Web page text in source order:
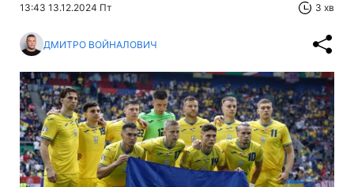
13:43 13.12.2024 Пт 3 хв
ДМИТРО ВОЙНАЛОВИЧ